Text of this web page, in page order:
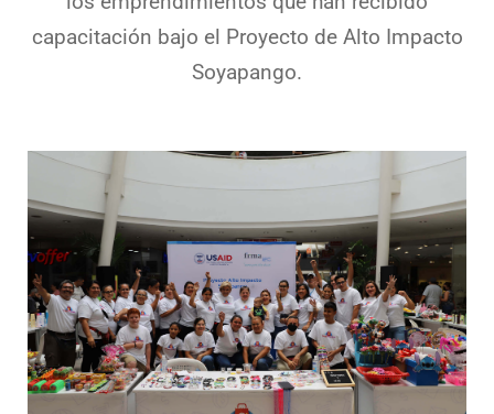
capacitación bajo el Proyecto de Alto Impacto
Soyapango.